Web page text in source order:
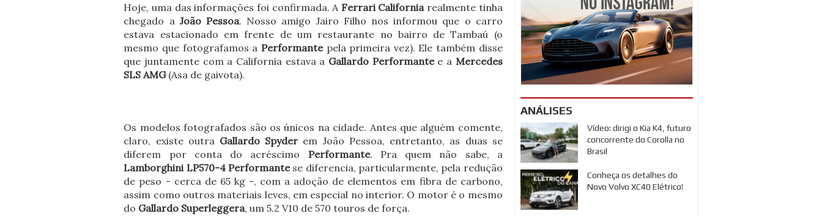
Hoje, uma das informações foi confirmada. A Ferrari California realmente tinha
chegado a João Pessoa. Nosso amigo Jairo Filho nos informou que o carro
estava estacionado em frente de um restaurante no bairro de Tambaú (o
mesmo que fotografamos a Performantepela primeira vez). Ele também disse
que juntamente com a California estava a Gallardo Performantee a Mercedes
SLS AMG(Asa de gaivota).
Os modelos fotografados são os únicos na cidade. Antes que alguém comente,
claro, existe outra Gallardo Spyder em João Pessoa, entretanto, as duas se
diferem por conta do acréscimo Performante. Pra quem não sabe, a
Lamborghini LP570-4 Performante se diferencia, particularmente, pela redução
de peso - cerca de 65 kg -, com a adoção de elementos em fibra de carbono,
assim como outros materiais leves, em especial no interior. O motor é o mesmo
do Gallardo Superleggera, um 5.2 V10 de 570 touros de força.
ANÁLISES
Vídeo: dirigi o Kia K4, futuro
concorrente do Corolla no
Brasil
Conheça os detalhes do
Novo Volvo XC40 Elétrico!